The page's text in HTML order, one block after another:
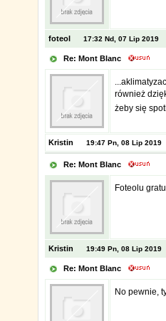
foteol 17:32 Nd, 07 Lip 2019
Re: Mont Blanc
również
żeby się
Kristin 19:47 Pn, 08 Lip 2019
Re: Mont Blanc
Foteolu
Kristin 19:49 Pn, 08 Lip 2019
Re: Mont Blanc
No pewnie,